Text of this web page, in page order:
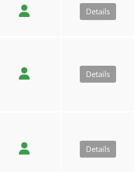
Details
Details
Details